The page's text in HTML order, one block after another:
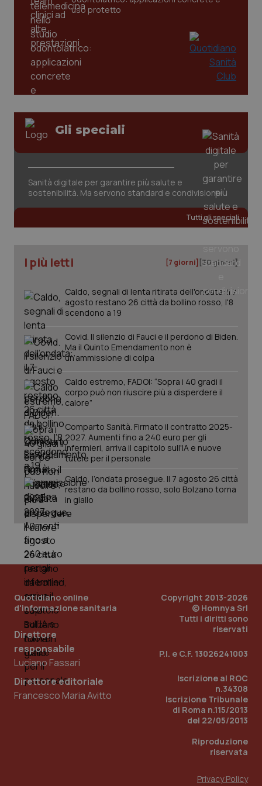
uso protetto
Gli speciali
Sanità digitale per garantire più salute e
sostenibilità. Ma servono standard e condivisione
Tutti gli speciali
I più letti [7 giorni] [30 giorni]
Caldo, segnali di lenta ritirata dell'ondata: il 7
agosto restano 26 città da bollino rosso, l'8
scendono a 19
Covid. Il silenzio di Fauci e il perdono di Biden.
Ma il Quinto Emendamento non è
un’ammissione di colpa
Caldo estremo, FADOI: “Sopra i 40 gradi il
corpo può non riuscire più a disperdere il
calore”
Comparto Sanità. Firmato il contratto 2025-
2027. Aumenti fino a 240 euro per gli
infermieri, arriva il capitolo sull'IA e nuove
tutele per il personale
Caldo, l’ondata prosegue. Il 7 agosto 26 città
restano da bollino rosso, solo Bolzano torna
in giallo
Quotidiano online
d'informazione sanitaria
Direttore
responsabile
Luciano Fassari
Direttore editoriale
Francesco Maria Avitto
Copyright 2013-2026
© Homnya Srl
Tutti i diritti sono
riservati
P.I. e C.F. 13026241003
Iscrizione al ROC
n.34308
Iscrizione Tribunale
di Roma n.115/2013
del 22/05/2013
Riproduzione
riservata
Privacy Policy
CookieScriptConsent
www.quotidianosanita.it
tracking-sites-ironfish-
session-id
www.quotidianosanita.it
_ga
PHPSESSID
PHP.net
www.quotidianosanita.it